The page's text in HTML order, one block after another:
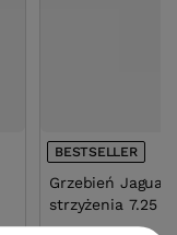
BESTSELLER
Grzebień
strzyżenia 7.25